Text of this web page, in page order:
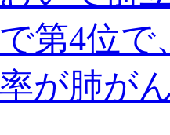
第4位で
が肺が